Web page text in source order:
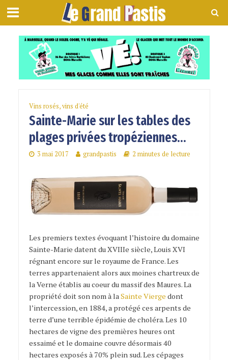
Vins rosés, vins d'été
Sainte-Marie sur les tables des
plages privées tropéziennes…
3 mai 2017 grandpastis 2 minutes de lecture
Les premiers textes évoquant l’histoire du domaine
Sainte-Marie datent du XVIIIe siècle, Louis XVI
régnant encore sur le royaume de France. Les
terres appartenaient alors aux moines chartreux de
la Verne établis au coeur du massif des Maures. La
propriété doit son nom à la Sainte Vierge dont
l’intercession, en 1884, a protégé ces arpents de
terre d’une terrible épidémie de choléra. Les 10
hectares de vigne des premières heures ont
essaimé et le domaine couvre désormais 40
hectares exposés à 70% plein sud. Les cépages